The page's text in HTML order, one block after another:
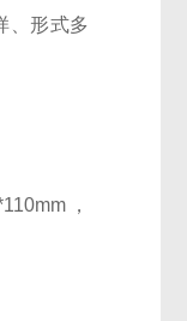
、形式多
，